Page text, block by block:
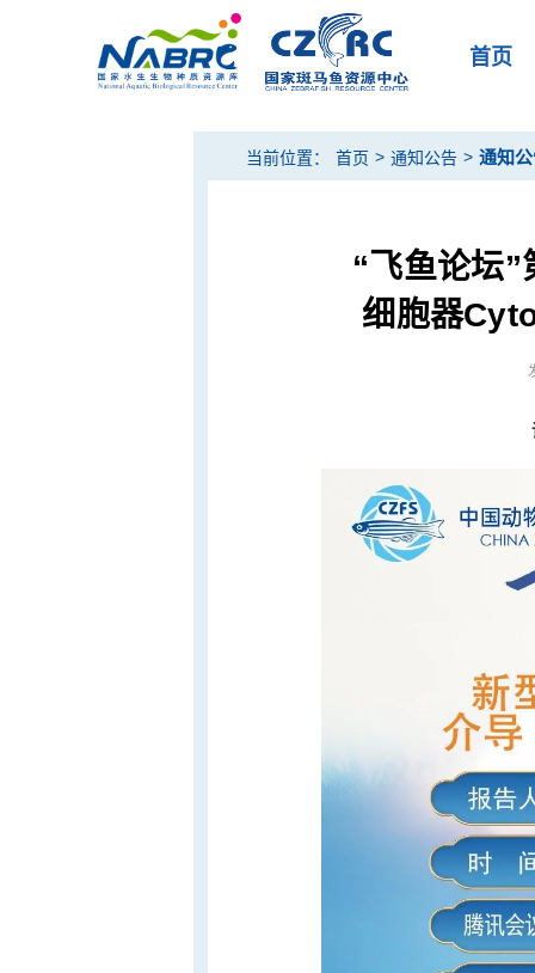
首页
当前位置： 首页 > 通知公告 > 通知
“飞鱼论坛
细胞器